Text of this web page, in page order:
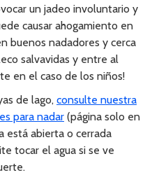
un jadeo involuntario y
causar ahogamiento en
buenos nadadores y cerca
salvavidas y entre al
en el caso de los niños!
de lago, consulte nuestra
para nadar (página solo en
está abierta o cerrada
tocar el agua si se ve